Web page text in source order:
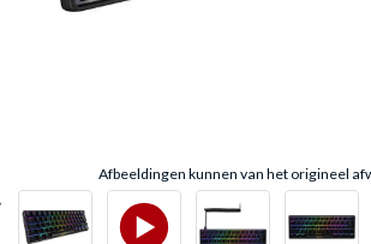
Afbeeldingen kunnen van het origineel